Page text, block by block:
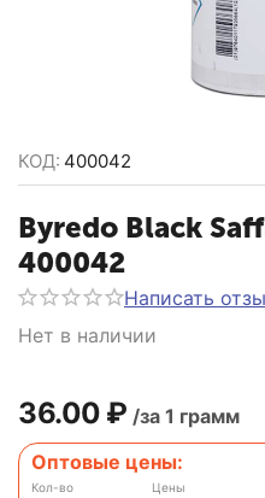
КОД: 400042
Byredo Black
400042
Написать
Нет в наличии
36.00 ₽ /за 1 грамм
Оптовые цены:
Кол-во Цены